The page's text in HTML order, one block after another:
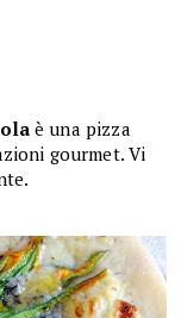
è una pizza
gourmet. Vi